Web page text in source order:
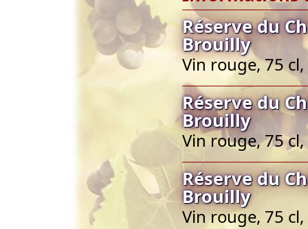
Réserve du
Brouilly
Vin rouge, 75
Réserve du
Brouilly
Vin rouge, 75
Réserve du
Brouilly
Vin rouge, 75